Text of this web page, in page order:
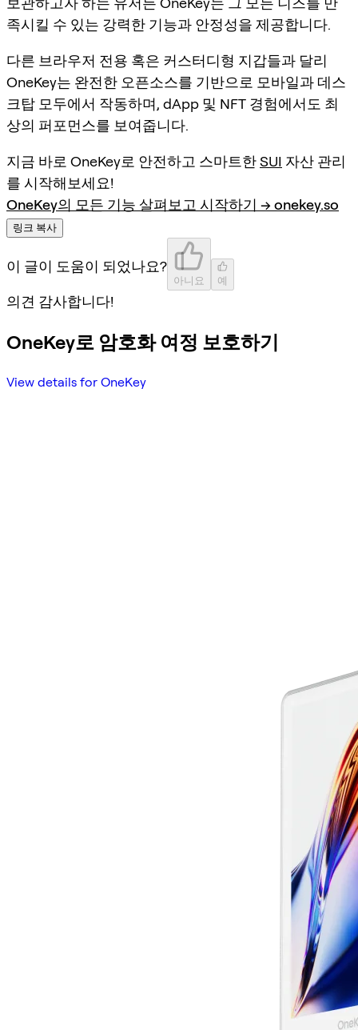
족시킬 수 있는 강력한 기능과 안정성을 제공합니다.
다른 브라우저 전용 혹은 커스터디형 지갑들과 달리
OneKey는 완전한 오픈소스를 기반으로 모바일과 데스
크탑 모두에서 작동하며, dApp 및 NFT 경험에서도 최
상의 퍼포먼스를 보여줍니다.
지금 바로 OneKey로 안전하고 스마트한SUI 자산 관리
를 시작해보세요!
OneKey의 모든 기능 살펴보고 시작하기 → onekey.so
링크 복사
이 글이 도움이 되었나요?
아니요 예
의견 감사합니다!
OneKey로 암호화 여정 보호하기
View details for OneKey